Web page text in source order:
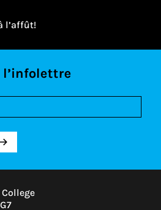
l’affût!
l’infolettre